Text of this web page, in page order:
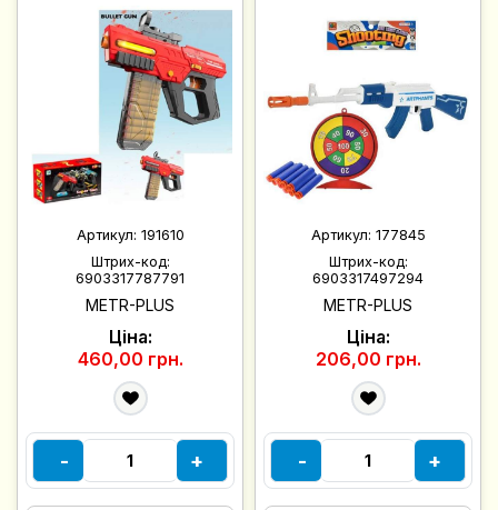
Артикул: 191610
Штрих-код:
6903317787791
METR-PLUS
Ціна:
460,00 грн.
- +
Артикул: 177845
Штрих-код:
6903317497294
METR-PLUS
Ціна:
206,00 грн.
- +